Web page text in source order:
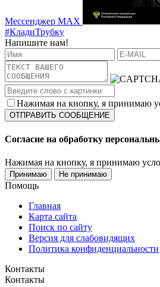
Мессенджер MAX
#КладиТрубку
Напишите нам!
Нажимая на кнопку, я принимаю
Согласие на обработку
Нажимая на кнопку, я принимаю
Принимаю Не принимаю
Помощь
Главная
Карта сайта
Поиск по сайту
Версия для слабовидящих
Политика конфиденциальности
Контакты
Контакты